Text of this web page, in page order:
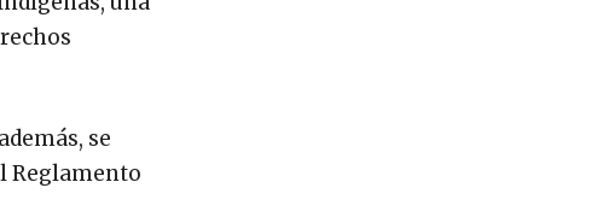
se
Reglamento